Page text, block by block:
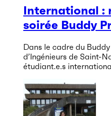
International :
soirée Buddy
Dans le cadre du
d’Ingénieurs de Saint-
étudiant.e.s